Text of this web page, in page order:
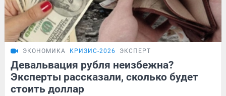
ЭКОНОМИКА КРИЗИС-2026 ЭКСПЕРТ
Девальвация рубля неизбежна?
Эксперты рассказали, сколько будет
стоить доллар